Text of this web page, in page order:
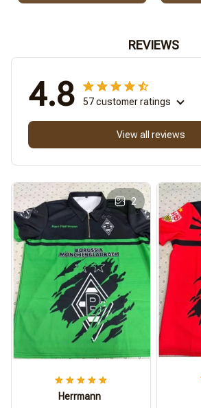
REVIEWS
4.8 57 customer ratings
View all reviews
2
Herrmann